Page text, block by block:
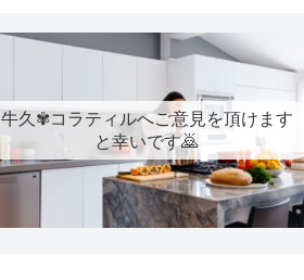
牛久✾コラティルへご意見を頂けます
と幸いです🙇